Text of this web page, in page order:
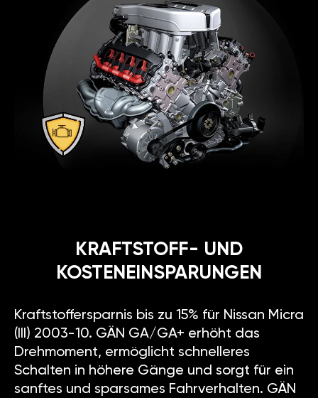
KRAFTSTOFF- UND
KOSTENEINSPARUNGEN
Kraftstoffersparnis bis zu 15% für Nissan Micra
(III) 2003-10. GÄN GA/GA+ erhöht das
Drehmoment, ermöglicht schnelleres
Schalten in höhere Gänge und sorgt für ein
sanftes und sparsames Fahrverhalten. GÄN